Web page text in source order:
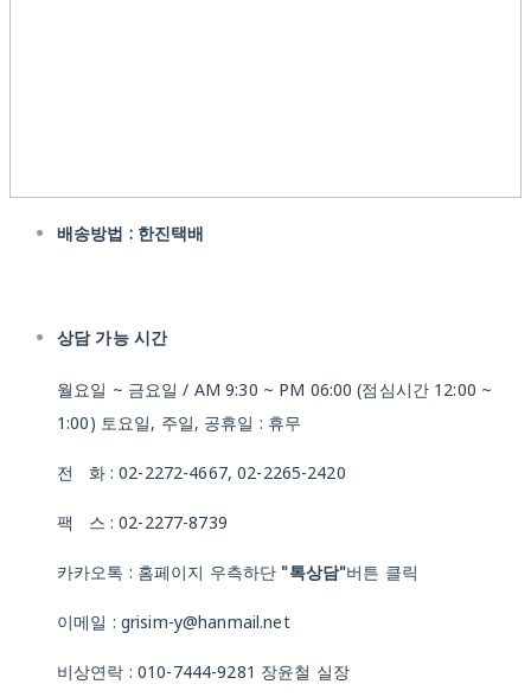
배송방법 : 한진택배
상담 가능 시간
월요일 ~ 금요일 / AM 9:30 ~ PM 06:00 (점심시간 12:00 ~
1:00) 토요일, 주일, 공휴일 : 휴무
전 화 : 02-2272-4667, 02-2265-2420
팩 스 : 02-2277-8739
카카오톡 : 홈페이지 우측하단 "톡상담"버튼 클릭
이메일 : grisim-y@hanmail.net
비상연락 : 010-7444-9281 장윤철 실장